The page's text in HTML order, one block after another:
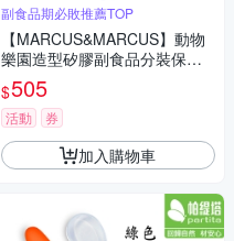
副食品期必敗推薦TOP
【MARCUS&MARCUS】動物
樂園造型矽膠副食品分裝保存
盒-8格(黃)
$505
活動 券
加入購物車